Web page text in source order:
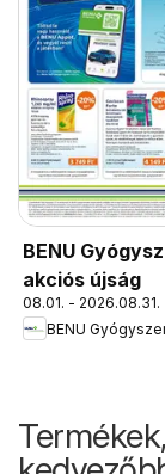
BENU
akciós újság
08.01. - 2026.08.31.
BENU